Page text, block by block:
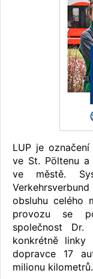
LUP je
ve St. Pöltenu a
ve městě.
obsluhu celého
provozu se
společnost
konkrétně
dopravce 17
milionu kilometrů.